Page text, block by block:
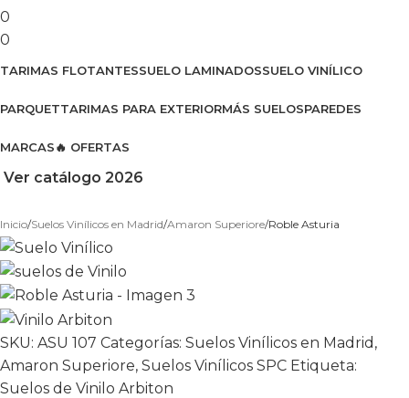
0
0
TARIMAS FLOTANTESSUELO LAMINADOSSUELO VINÍLICO
PARQUETTARIMAS PARA EXTERIORMÁS SUELOSPAREDES
MARCAS🔥 OFERTAS
Ver catálogo 2026
Inicio Suelos Vinílicos en Madrid Amaron Superiore Roble Asturia
SKU: ASU 107 Categorías: Suelos Vinílicos en Madrid ,
Amaron Superiore, Suelos Vinílicos SPC Etiqueta:
Suelos de Vinilo Arbiton